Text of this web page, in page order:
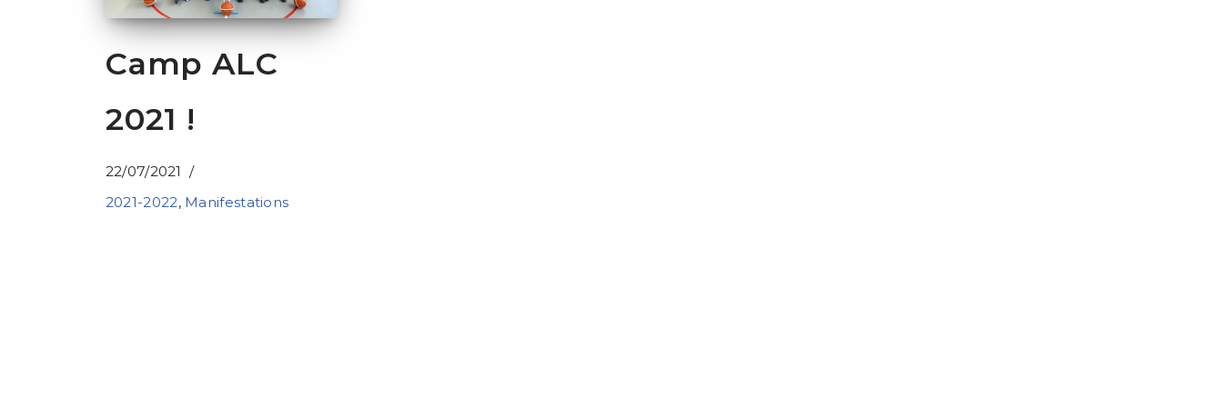
Camp ALC
2021 !
22/07/2021
2021-2022, Manifestations